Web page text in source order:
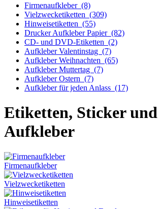
Firmenaufkleber (8)
Vielzwecketiketten (309)
Hinweisetiketten (55)
Drucker Aufkleber Papier (82)
CD- und DVD-Etiketten (2)
Aufkleber Valentinstag (7)
Aufkleber Weihnachten (65)
Aufkleber Muttertag (7)
Aufkleber Ostern (7)
Aufkleber für jeden Anlass (17)
Etiketten, Sticker und
Aufkleber
Firmenaufkleber
Vielzwecketiketten
Hinweisetiketten